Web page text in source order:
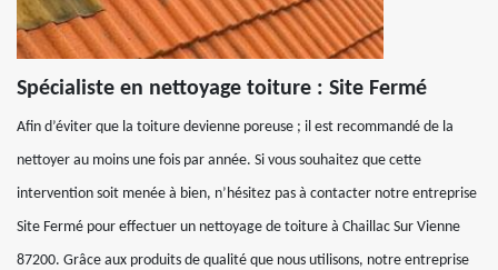
Spécialiste en nettoyage toiture : Site Fermé
Afin d’éviter que la toiture devienne poreuse ; il est recommandé de la
nettoyer au moins une fois par année. Si vous souhaitez que cette
intervention soit menée à bien, n’hésitez pas à contacter notre entreprise
Site Fermé pour effectuer un nettoyage de toiture à Chaillac Sur Vienne
87200. Grâce aux produits de qualité que nous utilisons, notre entreprise